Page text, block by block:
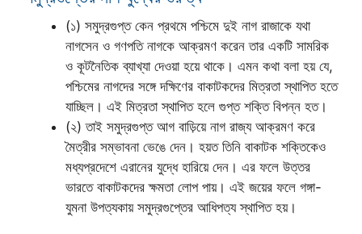
(১) সমুদ্রগুপ্ত কেন প্রথমে পশ্চিমে দুই নাগ রাজাকে যথা
নাগসেন ও গণপতি নাগকে আক্রমণ করেন তার একটি সামরিক
ও কূটনৈতিক ব্যাখ্যা দেওয়া হয়ে থাকে। এমন কথা বলা হয় যে,
পশ্চিমের নাগদের সঙ্গে দক্ষিণের বাকাটকদের মিত্রতা স্থাপিত হতে
যাচ্ছিল। এই মিত্রতা স্থাপিত হলে গুপ্ত শক্তি বিপন্ন হত।
(২) তাই সমুদ্রগুপ্ত আগ বাড়িয়ে নাগ রাজ্য আক্রমণ করে
মৈত্রীর সম্ভাবনা ভেঙে দেন। হয়ত তিনি বাকাটক শক্তিকেও
মধ্যপ্রদেশে এরানের যুদ্ধে হারিয়ে দেন। এর ফলে উত্তর
ভারতে বাকাটকদের ক্ষমতা লোপ পায়। এই জয়ের ফলে গঙ্গা-
যুমনা উপত্যকায় সমুদ্রগুপ্তের আধিপত্য স্থাপিত হয়।